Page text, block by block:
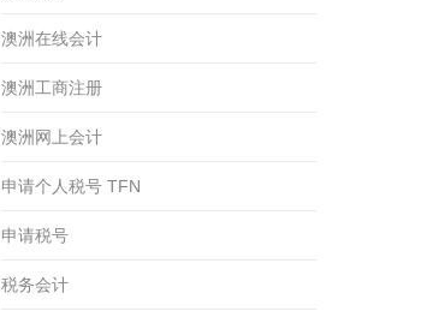
澳洲在线会计
澳洲工商注册
澳洲网上会计
申请个人税号 TFN
申请税号
税务会计